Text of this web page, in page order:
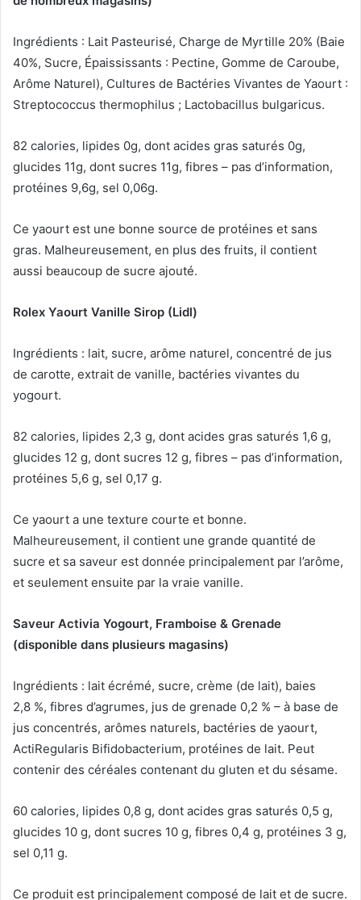
Ingrédients : Lait Pasteurisé, Charge de Myrtille 20% (Baie
40%, Sucre, Épaississants : Pectine, Gomme de Caroube,
Arôme Naturel), Cultures de Bactéries Vivantes de Yaourt :
Streptococcus thermophilus ; Lactobacillus bulgaricus.
82 calories, lipides 0g, dont acides gras saturés 0g,
glucides 11g, dont sucres 11g, fibres – pas d’information,
protéines 9,6g, sel 0,06g.
Ce yaourt est une bonne source de protéines et sans
gras. Malheureusement, en plus des fruits, il contient
aussi beaucoup de sucre ajouté.
Rolex Yaourt Vanille Sirop (Lidl)
Ingrédients : lait, sucre, arôme naturel, concentré de jus
de carotte, extrait de vanille, bactéries vivantes du
yogourt.
82 calories, lipides 2,3 g, dont acides gras saturés 1,6 g,
glucides 12 g, dont sucres 12 g, fibres – pas d’information,
protéines 5,6 g, sel 0,17 g.
Ce yaourt a une texture courte et bonne.
Malheureusement, il contient une grande quantité de
sucre et sa saveur est donnée principalement par l’arôme,
et seulement ensuite par la vraie vanille.
Saveur Activia Yogourt, Framboise & Grenade
(disponible dans plusieurs magasins)
Ingrédients : lait écrémé, sucre, crème (de lait), baies
2,8 %, fibres d’agrumes, jus de grenade 0,2 % – à base de
jus concentrés, arômes naturels, bactéries de yaourt,
ActiRegularis Bifidobacterium, protéines de lait. Peut
contenir des céréales contenant du gluten et du sésame.
60 calories, lipides 0,8 g, dont acides gras saturés 0,5 g,
glucides 10 g, dont sucres 10 g, fibres 0,4 g, protéines 3 g,
sel 0,11 g.
Ce produit est principalement composé de lait et de sucre.